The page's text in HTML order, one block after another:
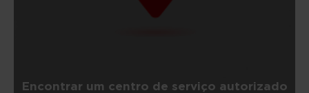
Encontrar um centro de serviço autorizado